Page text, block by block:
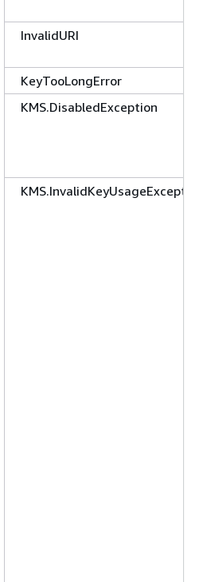
InvalidURI
KeyTooLongError
KMS.DisabledException